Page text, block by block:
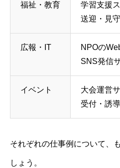
福祉・教育
学習支援
送迎・見
広報・IT
NPOの
SNS発信
イベント
大会運営
受付・誘導
それぞれの仕事例について、
しょう。